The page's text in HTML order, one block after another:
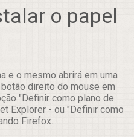
o papel
e o mesmo abrirá em uma
direito do mouse em
"Definir como plano de
Explorer - ou "Definir como
Firefox.